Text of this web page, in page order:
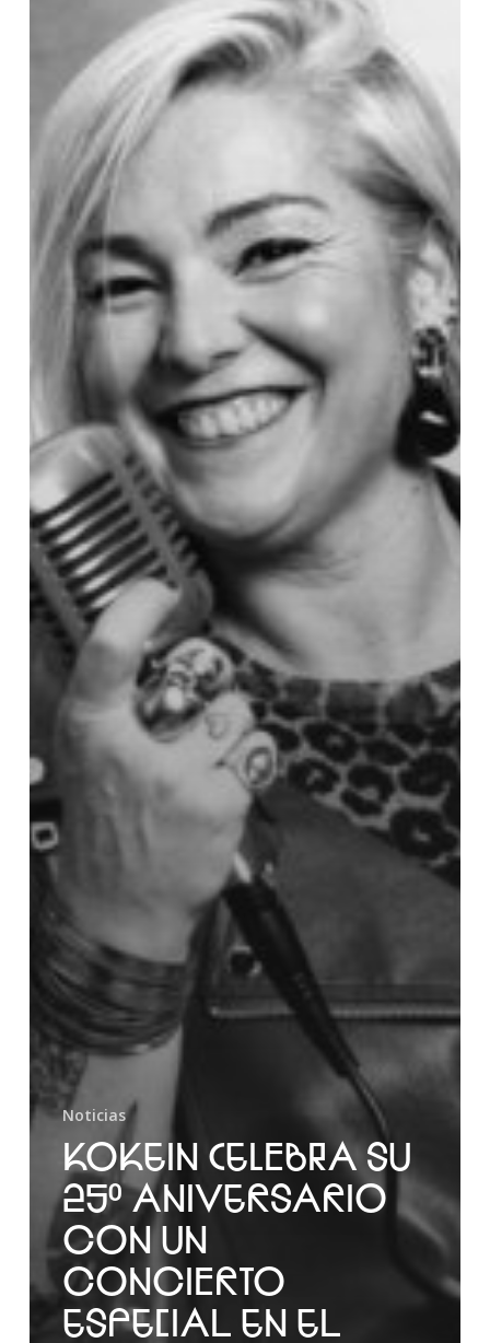
Noticias
KOKEIN CELEBRA SU
25º ANIVERSARIO
CON UN
CONCIERTO
ESPECIAL EN EL